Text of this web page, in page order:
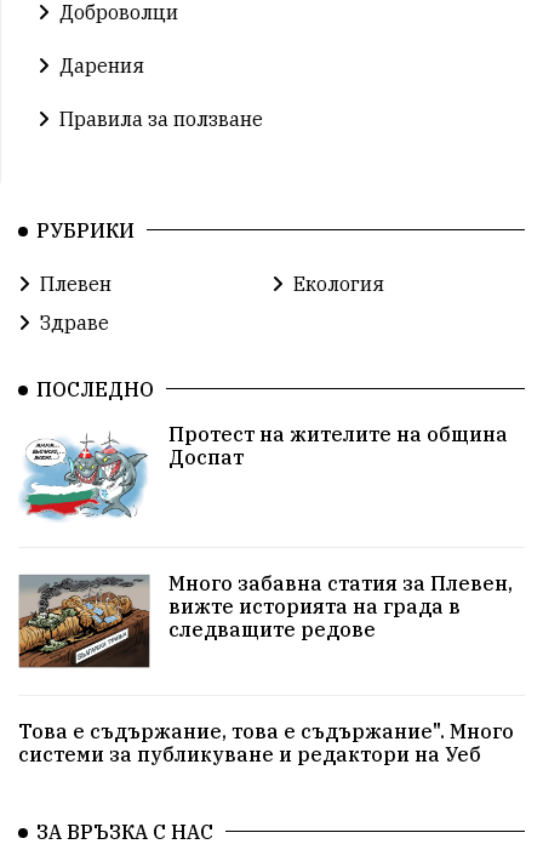
Доброволци
Дарения
Правила за ползване
РУБРИКИ
Плевен
Екология
Здраве
ПОСЛЕДНО
Протест на жителите на община
Доспат
Много забавна статия за Плевен,
вижте историята на града в
следващите редове
Това е съдържание, това е съдържание". Много
системи за публикуване и редактори на Уеб
ЗА ВРЪЗКА С НАС